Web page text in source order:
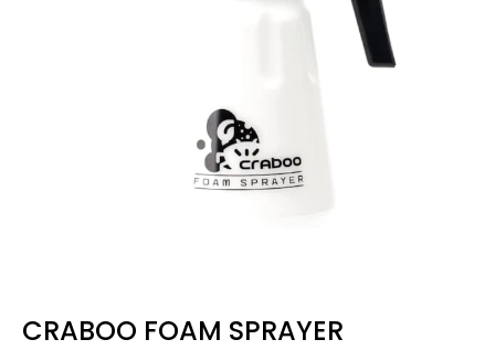
CRABOO FOAM SPRAYER